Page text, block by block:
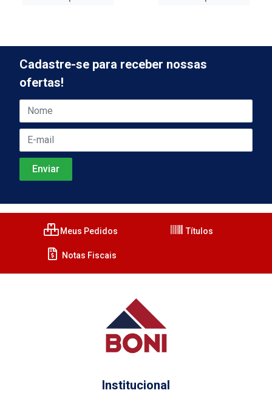
Cadastre-se para receber nossas
ofertas!
Meus Pedidos Títulos
Notas Fiscais
Institucional